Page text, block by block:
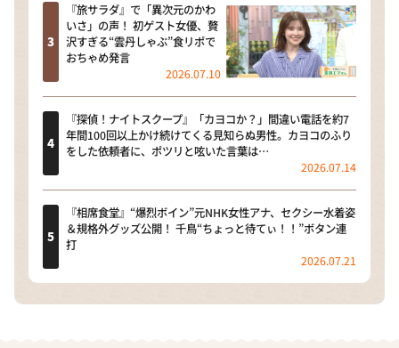
『旅サラダ』で「異次元のかわ
いさ」の声！ 初ゲスト女優、贅
沢すぎる“雲丹しゃぶ”食リポで
おちゃめ発言
2026.07.10
『探偵！ナイトスクープ』「カヨコか？」間違い電話を約7
年間100回以上かけ続けてくる見知らぬ男性。カヨコのふり
をした依頼者に、ポツリと呟いた言葉は…
2026.07.14
『相席食堂』“爆烈ボイン”元NHK女性アナ、セクシー水着姿
＆規格外グッズ公開！ 千鳥“ちょっと待てぃ！！”ボタン連
打
2026.07.21